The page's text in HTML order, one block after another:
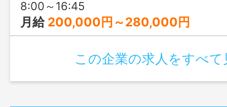
8:00～16:45
月給 200,000円～280,000円
この企業の求人をすべて